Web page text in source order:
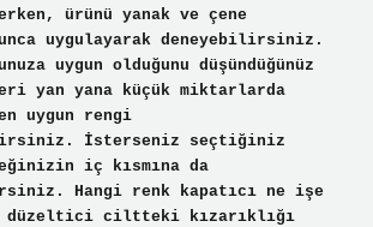
ürünü yanak ve çene
uygulayarak deneyebilirsiniz.
uygun olduğunu düşündüğünüz
yan yana küçük miktarlarda
uygun rengi
İsterseniz seçtiğiniz
iç kısmına da
Hangi renk kapatıcı ne işe
düzeltici ciltteki kızarıklığı